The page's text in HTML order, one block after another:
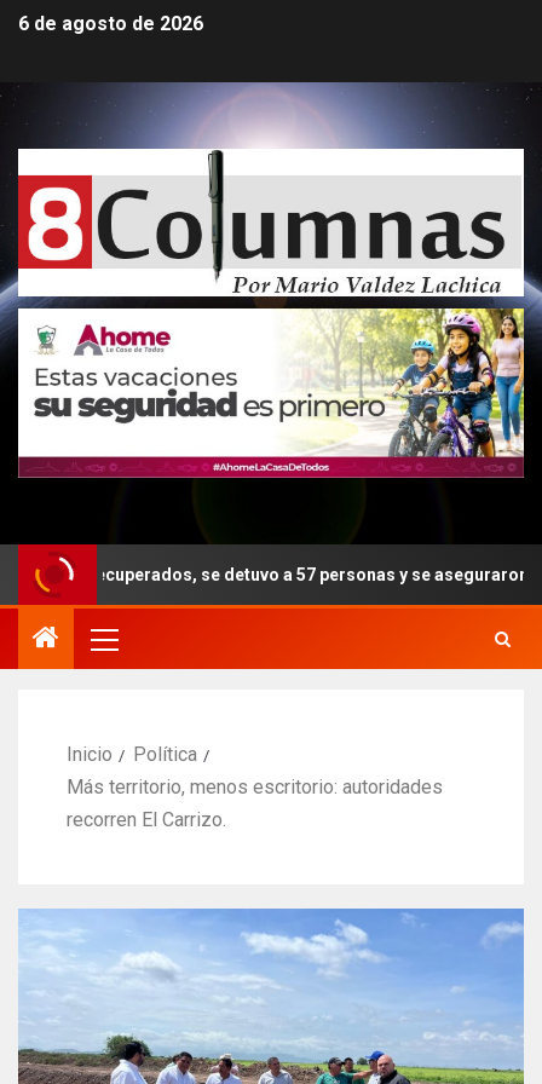
6 de agosto de 2026
se detuvo a 57 personas y se aseguraron armas,
Inicio
Política
Más territorio, menos escritorio: autoridades
recorren El Carrizo.